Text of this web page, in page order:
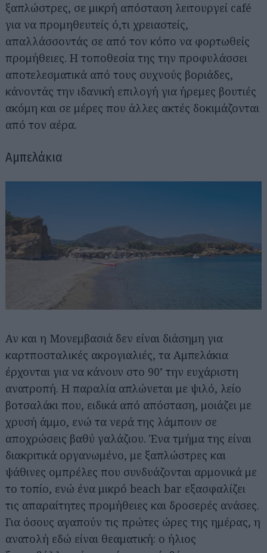
ξαπλώστρες, σε μικρή απόσταση λειτουργεί café
για να προμηθευτείς ό,τι χρειαστείς,
απαλλάσσοντάς σε από τον κόπο να φορτωθείς
προμήθειες. Η τοποθεσία της την προφυλάσσει
αποτελεσματικά από τους συχνούς βοριάδες,
κάνοντάς την ιδανική επιλογή για ήρεμες βουτιές
ακόμη και σε μέρες που άλλες ακτές δοκιμάζονται
από τον αέρα.
Αμπελάκια
Αν και η Μονεμβασιά δεν είναι διάσημη για
καρτποσταλικές ακρογιαλιές, τα Αμπελάκια
έρχονται για να κάνουν στο 90’ την ευχάριστη
ανατροπή. Η παραλία απλώνεται με ψιλό, λείο
βοτσαλάκι που, ειδικά από απόσταση, μοιάζει με
χρυσή άμμο, ενώ τα νερά της λάμπουν σε
αποχρώσεις βαθύ γαλάζιου. Ένα τμήμα της είναι
διακριτικά οργανωμένο, με ξαπλώστρες και
ψάθινες ομπρέλες που συνδυάζονται αρμονικά με
το τοπίο, ενώ ένα μικρό beach bar εξασφαλίζει
τις απαραίτητες προμήθειες και δροσερές ανάσες.
Για όσους αγαπούν τις πρώτες ώρες της ημέρας, η
ανατολή εδώ είναι θεαματική: ο ήλιος